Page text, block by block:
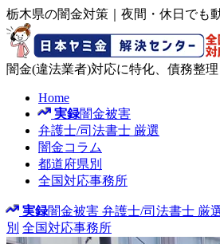
栃木県の闇金対策｜夜間・休日でも
闇金(違法業者)対応に特化、債務整
Home
実録闇金被害
弁護士/司法書士 厳選
闇金コラム
都道府県別
全国対応事務所
実録闇金被害 弁護士/司法書士 厳
別 全国対応事務所